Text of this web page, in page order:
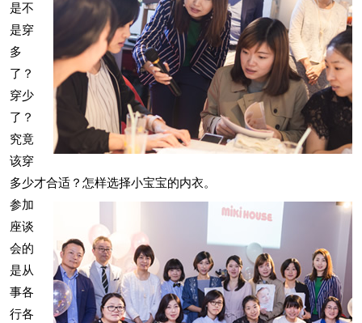
是不
是穿
多
了？
穿少
了？
究竟
该穿
多少才合适？怎样选择小宝宝的内衣。
参加
座谈
会的
是从
事各
行各